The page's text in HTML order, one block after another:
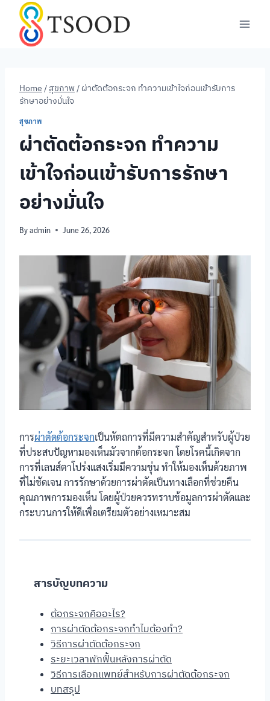
content
Home / สุขภาพ / ผ่าตัดต้อกระจก ทำความเข้าใจก่อนเข้ารับการ
รักษาอย่างมั่นใจ
สุขภาพ
ผ่าตัดต้อกระจก ทำความ
เข้าใจก่อนเข้ารับการรักษา
อย่างมั่นใจ
Byadmin June 26, 2026
การผ่าตัดต้อกระจกเป็นหัตถการที่มีความสำคัญสำหรับผู้ป่วย
ที่ประสบปัญหามองเห็นมัวจากต้อกระจก โดยโรคนี้เกิดจาก
การที่เลนส์ตาโปร่งแสงเริ่มมีความขุ่น ทำให้มองเห็นด้วยภาพ
ที่ไม่ชัดเจน การรักษาด้วยการผ่าตัดเป็นทางเลือกที่ช่วยคืน
คุณภาพการมองเห็น โดยผู้ป่วยควรทราบข้อมูลการผ่าตัดและ
กระบวนการให้ดีเพื่อเตรียมตัวอย่างเหมาะสม
สารบัญบทความ
ต้อกระจกคืออะไร?
การผ่าตัดต้อกระจกทำไมต้องทำ?
วิธีการผ่าตัดต้อกระจก
ระยะเวลาพักฟื้นหลังการผ่าตัด
วิธีการเลือกแพทย์สำหรับการผ่าตัดต้อกระจก
บทสรุป